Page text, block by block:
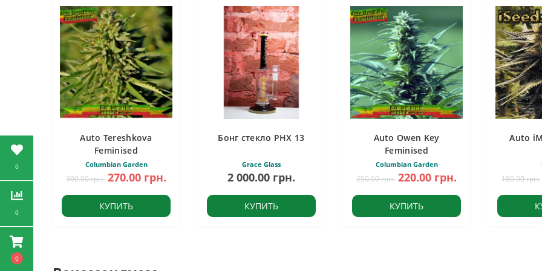
0
0
0
Auto Tereshkova
Feminised
Columbian Garden
300.00 грн. 270.00 грн.
КУПИТЬ
Бонг стекло PHX 13
Grace Glass
2 000.00 грн.
КУПИТЬ
Auto Owen Key
Feminised
Columbian Garden
250.00 грн. 220.00 грн.
КУПИТЬ
Auto
180.00 грн.